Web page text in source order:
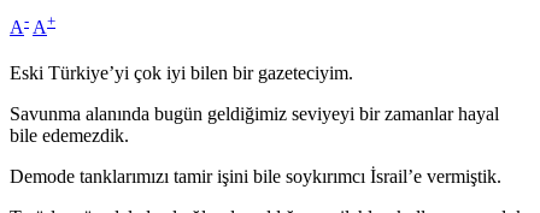
A- A+
Eski Türkiye’yi çok iyi bilen bir gazeteciyim.
Savunma alanında bugün geldiğimiz seviyeyi bir zamanlar hayal
bile edemezdik.
Demode tanklarımızı tamir işini bile soykırımcı İsrail’e vermiştik.